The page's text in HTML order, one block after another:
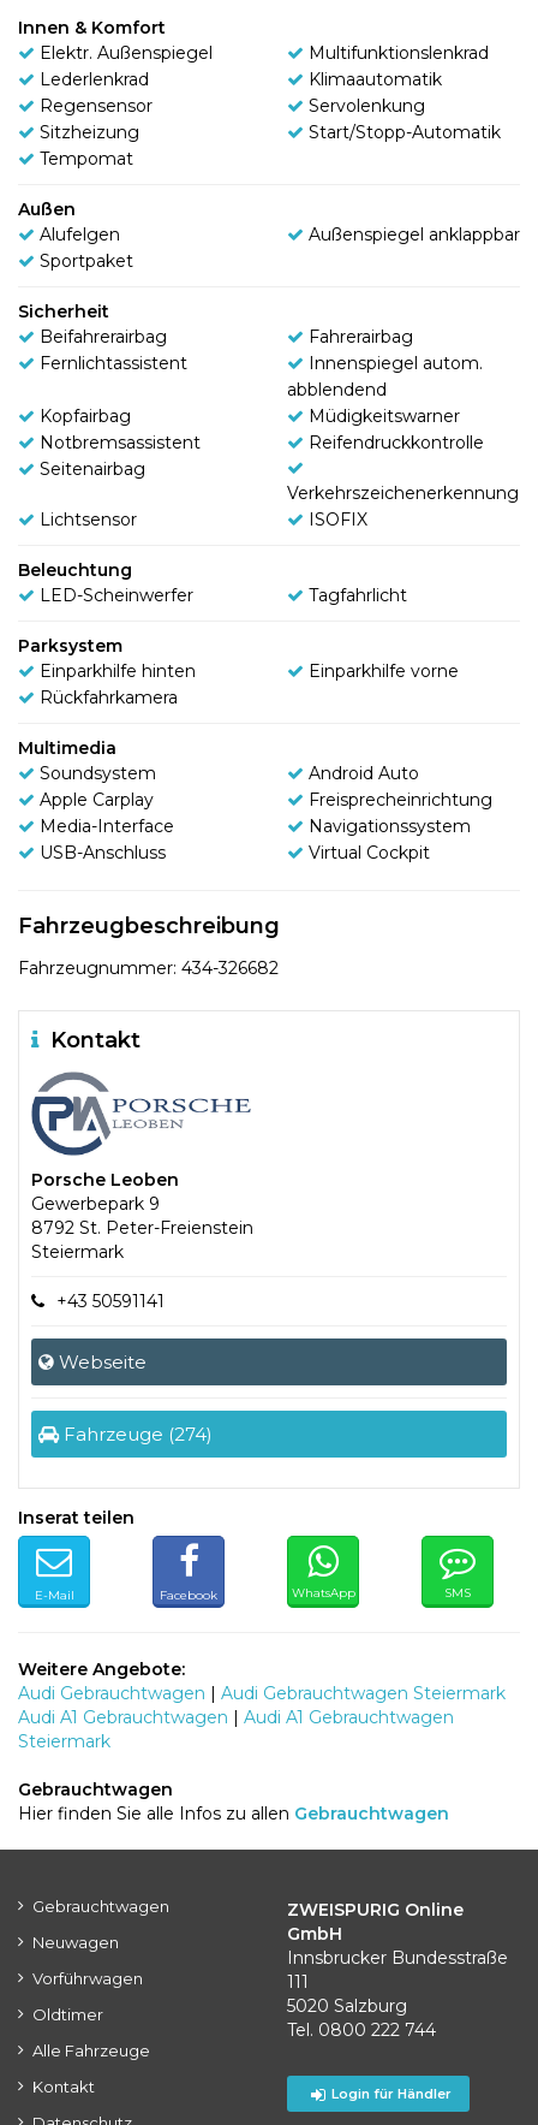
Innen & Komfort
Elektr. Außenspiegel
Multifunktionslenkrad
Lederlenkrad
Klimaautomatik
Regensensor
Servolenkung
Sitzheizung
Start/Stopp-Automatik
Tempomat
Außen
Alufelgen
Außenspiegel anklappbar
Sportpaket
Sicherheit
Beifahrerairbag
Fahrerairbag
Fernlichtassistent
Innenspiegel autom.
abblendend
Kopfairbag
Müdigkeitswarner
Notbremsassistent
Reifendruckkontrolle
Seitenairbag
Verkehrszeichenerkennung
Lichtsensor
ISOFIX
Beleuchtung
LED-Scheinwerfer
Tagfahrlicht
Parksystem
Einparkhilfe hinten
Einparkhilfe vorne
Rückfahrkamera
Multimedia
Soundsystem
Android Auto
Apple Carplay
Freisprecheinrichtung
Media-Interface
Navigationssystem
USB-Anschluss
Virtual Cockpit
Fahrzeugbeschreibung
Fahrzeugnummer: 434-326682
Kontakt
Porsche Leoben
Gewerbepark 9
8792 St. Peter-Freienstein
Steiermark
+43 50591141
Webseite
Fahrzeuge (274)
Inserat teilen
E-Mail Facebook WhatsApp SMS
Weitere Angebote:
Audi Gebrauchtwagen | Audi Gebrauchtwagen Steiermark
Audi A1 Gebrauchtwagen | Audi A1 Gebrauchtwagen
Steiermark
Gebrauchtwagen
Hier finden Sie alle Infos zu allen Gebrauchtwagen
Gebrauchtwagen
Neuwagen
Vorführwagen
Oldtimer
Alle Fahrzeuge
Kontakt
ZWEISPURIG Online
GmbH
Innsbrucker Bundesstraße
111
5020 Salzburg
Tel. 0800 222 744
Login für Händler